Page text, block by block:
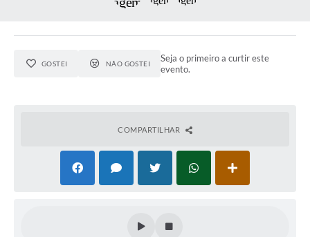
GOSTEI NÃO GOSTEI
Seja o primeiro a curtir este
evento.
COMPARTILHAR